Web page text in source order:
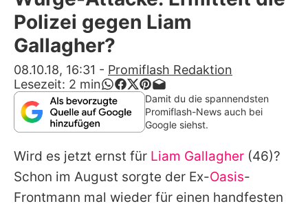
Alle Themen auf Promiflash
App runterladen
Team
Redaktionelle Richtlinien
Impressum
Datenschutzerklärung
Polizei gegen Liam
Gallagher?
08.10.18, 16:31 - Promiflash Redaktion
Lesezeit: 2 min
Damit du die spannendsten
Promiflash-News auch bei
Google siehst.
Wird es jetzt ernst für Liam Gallagher (46)?
Schon im August sorgte der Ex-Oasis-
Frontmann mal wieder für einen handfesten